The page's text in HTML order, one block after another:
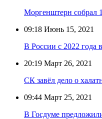
Моргенштерн собрал
09:18 Июнь 15, 2021
В России с 2022
20:19 Март 26, 2021
СК завёл дело о
09:44 Март 25, 2021
В Госдуме